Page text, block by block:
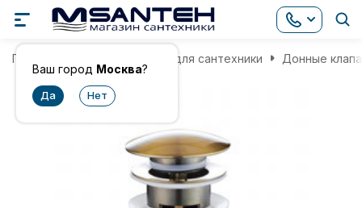
Ваш город Москва?
Главная Комплектующие для сантехники Донные